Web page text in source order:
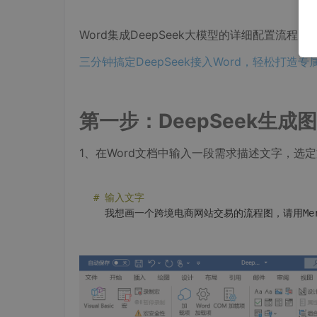
Word集成DeepSeek大模型的详细配置流程，
三分钟搞定DeepSeek接入Word，轻松打造专
第一步：DeepSeek生成
1、在Word文档中输入一段需求描述文字，选
# 输入文字
我想画一个跨境电商网站交易的流程图，请用